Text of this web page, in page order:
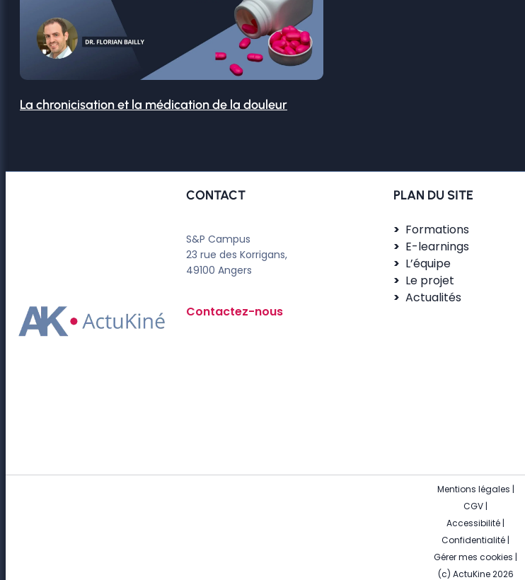
La chronicisation et la médication de la douleur
CONTACT
S&P Campus
23 rue des Korrigans,
49100 Angers
Contactez-nous
PLAN DU SITE
Formations
E-learnings
L’équipe
Le projet
Actualités
Mentions légales |
CGV |
Accessibilité |
Confidentialité |
Gérer mes cookies |
(c) ActuKine 2026